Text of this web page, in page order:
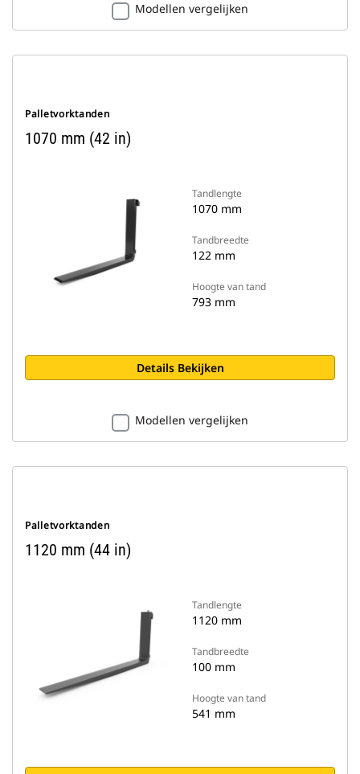
Modellen vergelijken
Palletvorktanden
1070 mm (42 in)
Tandlengte
1070 mm
Tandbreedte
122 mm
Hoogte van tand
793 mm
Details Bekijken
Modellen vergelijken
Palletvorktanden
1120 mm (44 in)
Tandlengte
1120 mm
Tandbreedte
100 mm
Hoogte van tand
541 mm